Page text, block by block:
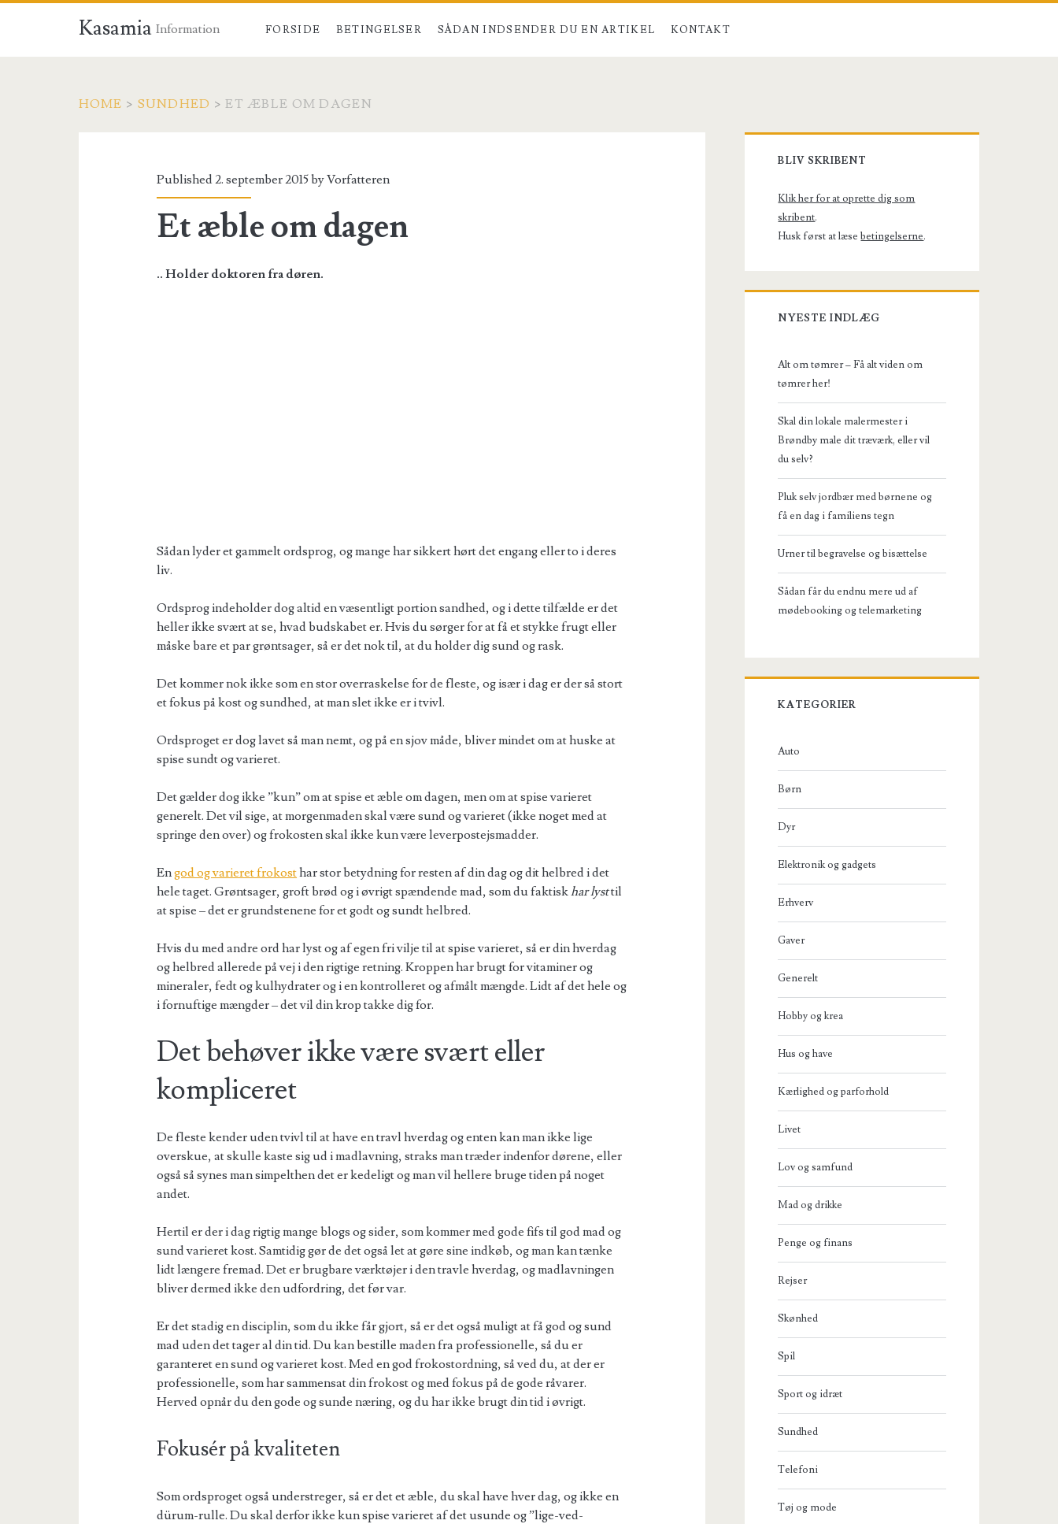
Kasamia Information FORSIDE BETINGELSER SÅDAN INDSENDER DU EN ARTIKEL KONTAKT
HOME > SUNDHED >ET ÆBLE OM DAGEN
Published 2. september 2015 byVorfatteren
Et æble om dagen
.. Holder doktoren fra døren.
Sådan lyder et gammelt ordsprog, og mange har sikkert hørt det engang eller to i deres
liv.
Ordsprog indeholder dog altid en væsentligt portion sandhed, og i dette tilfælde er det
heller ikke svært at se, hvad budskabet er. Hvis du sørger for at få et stykke frugt eller
måske bare et par grøntsager, så er det nok til, at du holder dig sund og rask.
Det kommer nok ikke som en stor overraskelse for de fleste, og især i dag er der så stort
et fokus på kost og sundhed, at man slet ikke er i tvivl.
Ordsproget er dog lavet så man nemt, og på en sjov måde, bliver mindet om at huske at
spise sundt og varieret.
Det gælder dog ikke ”kun” om at spise et æble om dagen, men om at spise varieret
generelt. Det vil sige, at morgenmaden skal være sund og varieret (ikke noget med at
springe den over) og frokosten skal ikke kun være leverpostejsmadder.
Engod og varieret frokosthar stor betydning for resten af din dag og dit helbred i det
hele taget. Grøntsager, groft brød og i øvrigt spændende mad, som du faktiskhar lysttil
at spise – det er grundstenene for et godt og sundt helbred.
Hvis du med andre ord har lyst og af egen fri vilje til at spise varieret, så er din hverdag
og helbred allerede på vej i den rigtige retning. Kroppen har brugt for vitaminer og
mineraler, fedt og kulhydrater og i en kontrolleret og afmålt mængde. Lidt af det hele og
i fornuftige mængder – det vil din krop takke dig for.
Det behøver ikke være svært eller
kompliceret
De fleste kender uden tvivl til at have en travl hverdag og enten kan man ikke lige
overskue, at skulle kaste sig ud i madlavning, straks man træder indenfor dørene, eller
også så synes man simpelthen det er kedeligt og man vil hellere bruge tiden på noget
andet.
Hertil er der i dag rigtig mange blogs og sider, som kommer med gode fifs til god mad og
sund varieret kost. Samtidig gør de det også let at gøre sine indkøb, og man kan tænke
lidt længere fremad. Det er brugbare værktøjer i den travle hverdag, og madlavningen
bliver dermed ikke den udfordring, det før var.
Er det stadig en disciplin, som du ikke får gjort, så er det også muligt at få god og sund
mad uden det tager al din tid. Du kan bestille maden fra professionelle, så du er
garanteret en sund og varieret kost. Med en god frokostordning, så ved du, at der er
professionelle, som har sammensat din frokost og med fokus på de gode råvarer.
Herved opnår du den gode og sunde næring, og du har ikke brugt din tid i øvrigt.
Fokusér på kvaliteten
Som ordsproget også understreger, så er det et æble, du skal have hver dag, og ikke en
dürum-rulle. Du skal derfor ikke kun spise varieret af det usunde og ”lige-ved-
Primary
Sidebar
BLIV SKRIBENT
Klik her for at oprette dig som
skribent.
Husk først at læsebetingelserne.
NYESTE INDLÆG
Alt om tømrer – Få alt viden om
tømrer her!
Skal din lokale malermester i
Brøndby male dit træværk, eller vil
du selv?
Pluk selv jordbær med børnene og
få en dag i familiens tegn
Urner til begravelse og bisættelse
Sådan får du endnu mere ud af
mødebooking og telemarketing
KATEGORIER
Auto
Børn
Dyr
Elektronik og gadgets
Erhverv
Gaver
Generelt
Hobby og krea
Hus og have
Kærlighed og parforhold
Livet
Lov og samfund
Mad og drikke
Penge og finans
Rejser
Skønhed
Spil
Sport og idræt
Sundhed
Telefoni
Tøj og mode